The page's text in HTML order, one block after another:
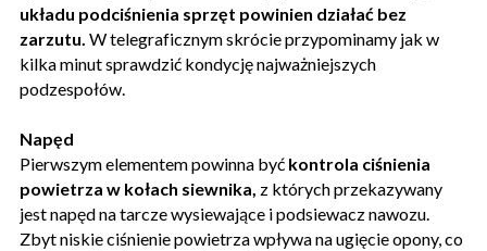
układu podciśnienia sprzęt powinien działać bez
zarzutu. W telegraficznym skrócie przypominamy jak w
kilka minut sprawdzić kondycję najważniejszych
podzespołów.
Napęd
Pierwszym elementem powinna być kontrola ciśnienia
powietrza w kołach siewnika, z których przekazywany
jest napęd na tarcze wysiewające i podsiewacz nawozu.
Zbyt niskie ciśnienie powietrza wpływa na ugięcie opony, co